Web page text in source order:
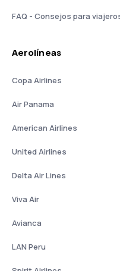
FAQ - Consejos para
Aerolíneas
Copa Airlines
Air Panama
American Airlines
United Airlines
Delta Air Lines
Viva Air
Avianca
LAN Peru